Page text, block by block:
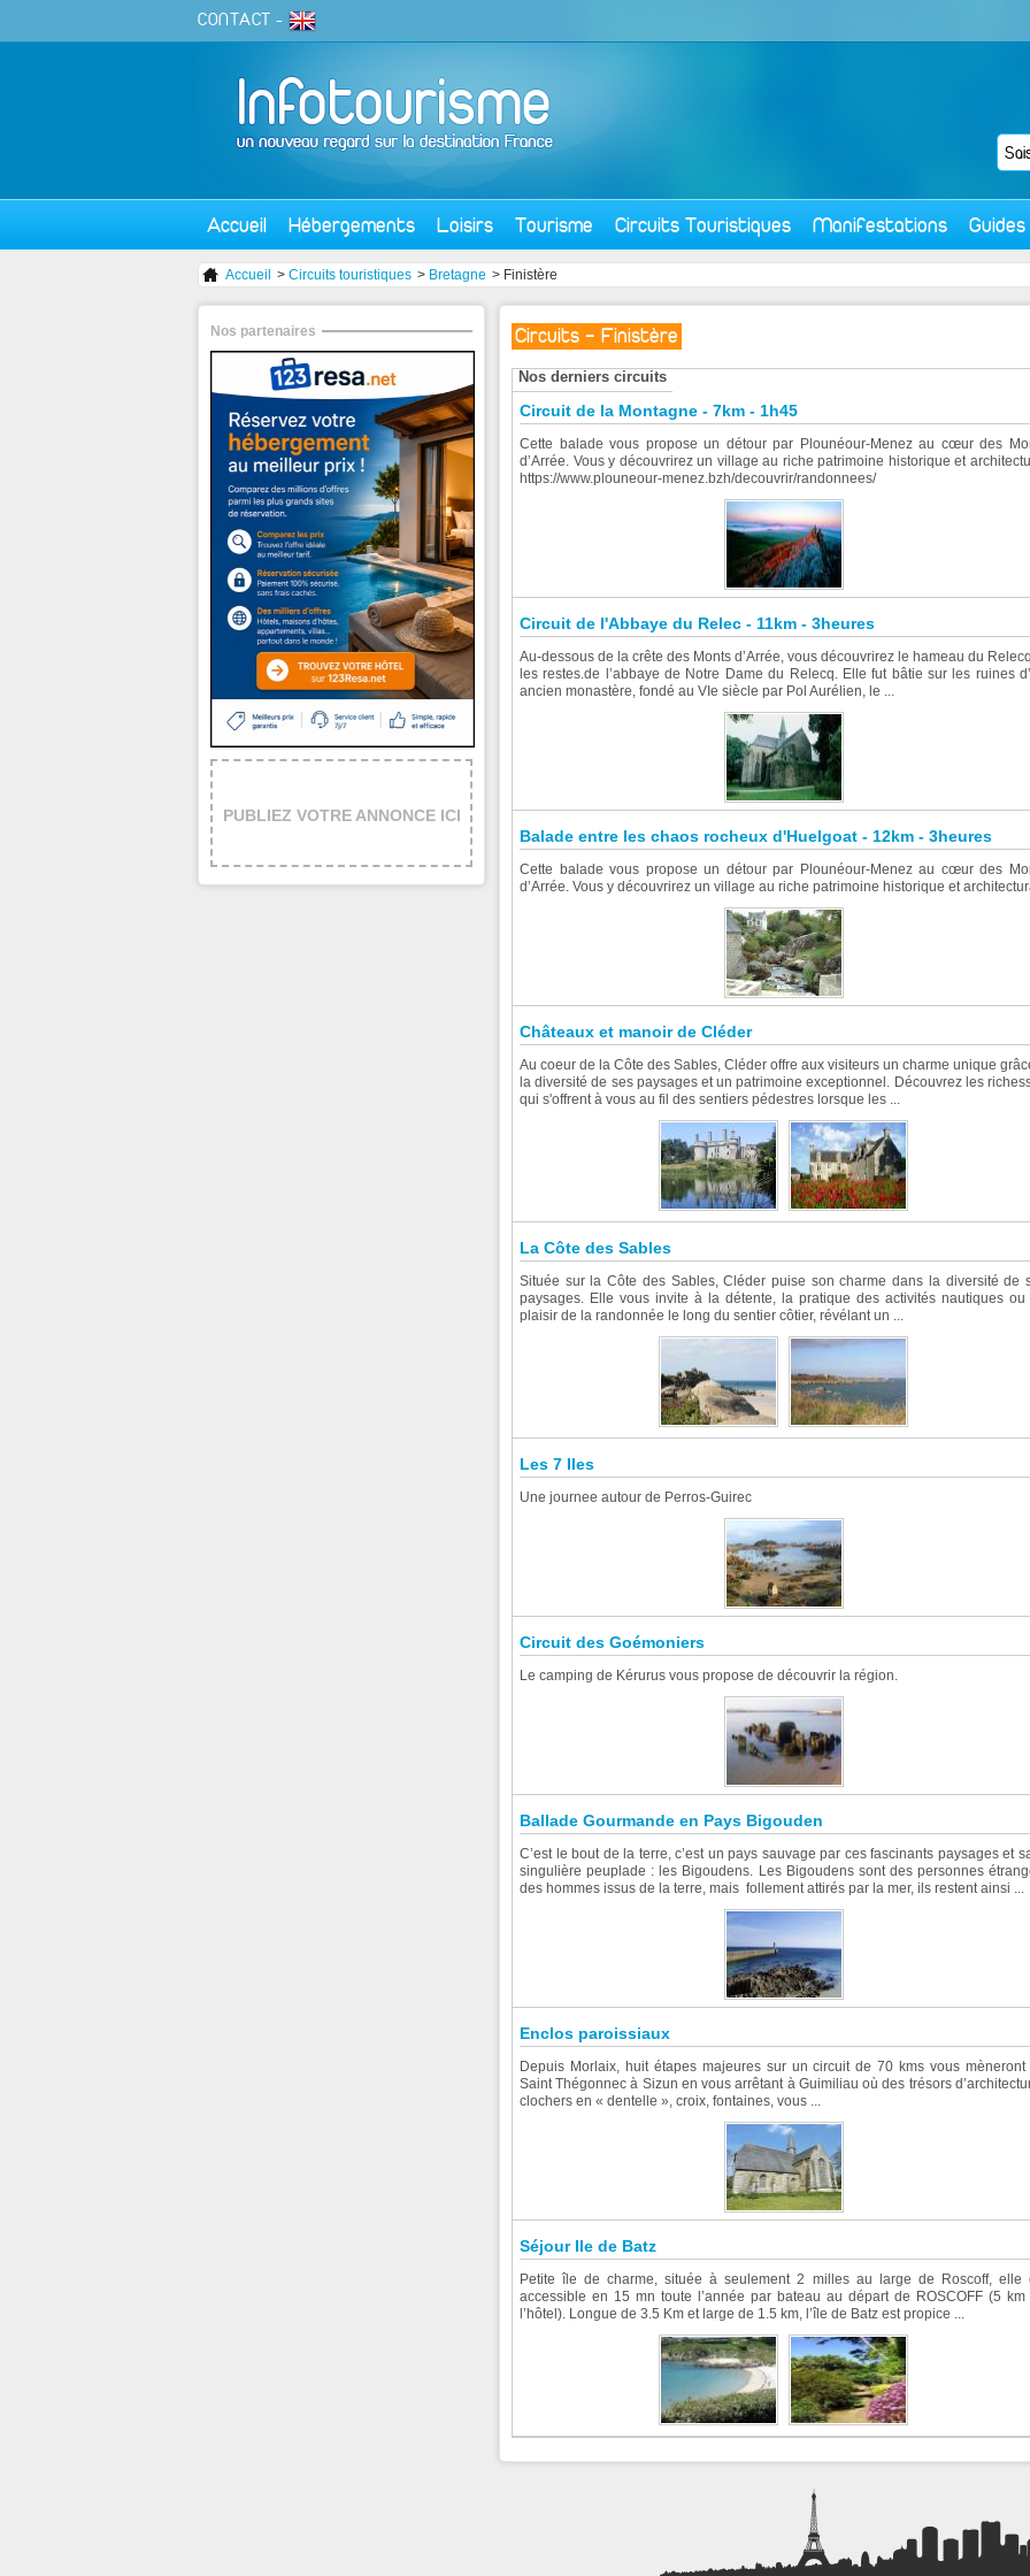
CONTACT -
Accueil Hébergements Loisirs Tourisme Circuits Touristiques Manifestations Guides
Accueil > Circuits touristiques > Bretagne > Finistère
Circuits - Finistère
Nos derniers circuits
Circuit de la Montagne - 7km - 1h45
Cette balade vous propose un détour par Plounéour-Menez au cœur des
d’Arrée. Vous y découvrirez un village au riche patrimoine historique et
https://www.plouneour-menez.bzh/decouvrir/randonnees/
Circuit de l'Abbaye du Relec - 11km - 3heures
Au-dessous de la crête des Monts d’Arrée, vous découvrirez le hameau du
les restes.de l’abbaye de Notre Dame du Relecq. Elle fut bâtie sur les ruines
ancien monastère, fondé au VIe siècle par Pol Aurélien, le ...
Balade entre les chaos rocheux d'Huelgoat - 12km - 3heures
Cette balade vous propose un détour par Plounéour-Menez au cœur des
d’Arrée. Vous y découvrirez un village au riche patrimoine historique et
Châteaux et manoir de Cléder
Au coeur de la Côte des Sables, Cléder offre aux visiteurs un charme unique
la diversité de ses paysages et un patrimoine exceptionnel. Découvrez les
qui s'offrent à vous au fil des sentiers pédestres lorsque les ...
La Côte des Sables
Située sur la Côte des Sables, Cléder puise son charme dans la diversité de
paysages. Elle vous invite à la détente, la pratique des activités nautiques ou
plaisir de la randonnée le long du sentier côtier, révélant un ...
Les 7 Iles
Une journee autour de Perros-Guirec
Circuit des Goémoniers
Le camping de Kérurus vous propose de découvrir la région.
Ballade Gourmande en Pays Bigouden
C’est le bout de la terre, c’est un pays sauvage par ces fascinants paysages et
singulière peuplade : les Bigoudens. Les Bigoudens sont des personnes
des hommes issus de la terre, mais follement attirés par la mer, ils restent ainsi ...
Enclos paroissiaux
Depuis Morlaix, huit étapes majeures sur un circuit de 70 kms vous mèneront
Saint Thégonnec à Sizun en vous arrêtant à Guimiliau où des trésors
clochers en « dentelle », croix, fontaines, vous ...
Séjour Ile de Batz
Petite île de charme, située à seulement 2 milles au large de Roscoff, elle
accessible en 15 mn toute l’année par bateau au départ de ROSCOFF (5 km
l’hôtel). Longue de 3.5 Km et large de 1.5 km, l’île de Batz est propice ...
Nos partenaires
PUBLIEZ VOTRE ANNONCE ICI